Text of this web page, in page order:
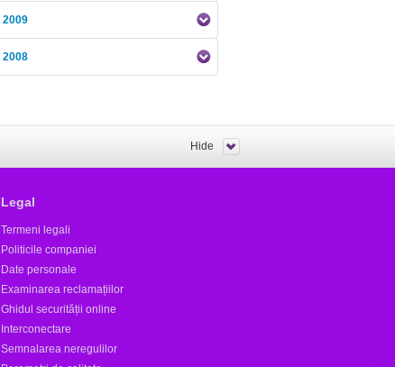
2009
2008
Hide
Legal
Termeni legali
Politicile companiei
Date personale
Examinarea reclamațiilor
Ghidul securității online
Interconectare
Semnalarea neregulilor